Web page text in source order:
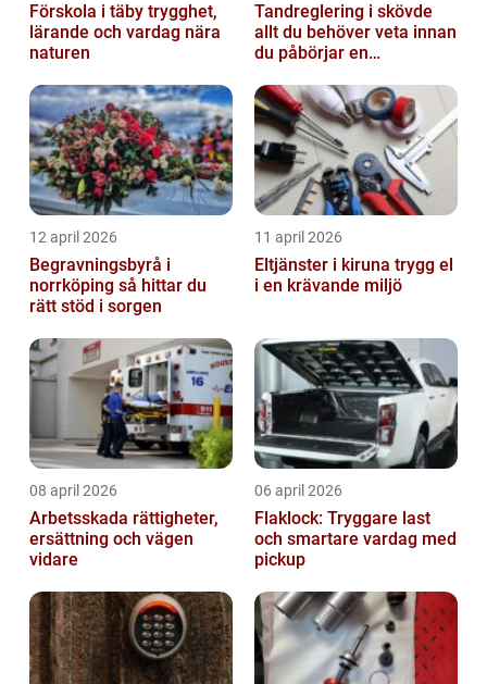
Förskola i täby trygghet,
lärande och vardag nära
naturen
Tandreglering i skövde
allt du behöver veta innan
du påbörjar en
12 april 2026
Begravningsbyrå i
norrköping så hittar du
rätt stöd i sorgen
11 april 2026
Eltjänster i kiruna trygg el
i en krävande miljö
08 april 2026
Arbetsskada rättigheter,
ersättning och vägen
vidare
06 april 2026
Flaklock: Tryggare last
och smartare vardag med
pickup